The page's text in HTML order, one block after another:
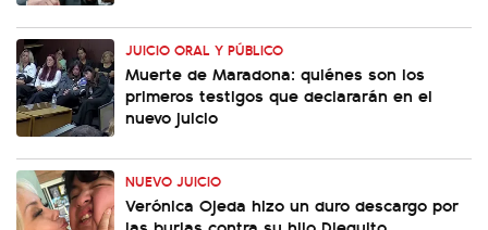
JUICIO ORAL Y PÚBLICO
Muerte de Maradona: quiénes son los
primeros testigos que declararán en el
nuevo juicio
NUEVO JUICIO
Verónica Ojeda hizo un duro descargo por